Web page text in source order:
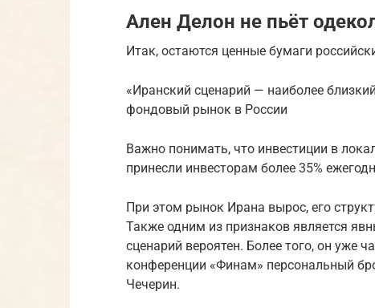
Ален Делон не пьёт
Итак, остаются ценные бумаги
«Иранский сценарий — наиболее
фондовый рынок в России
Важно понимать, что инвестиции в
принесли инвесторам более 35%
При этом рынок Ирана вырос, его
Также одним из признаков является
сценарий вероятен. Более того, он уже
конференции «Финам» персональный
Чечерин.